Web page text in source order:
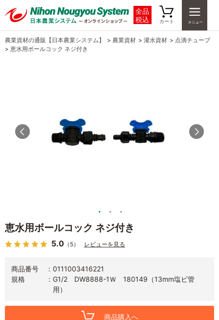
全品
税込
カート
農業資材の通販【日本農業システム】 > 農業資材 > 灌水資材 > 点滴チューブ
> 恵水用ボールコック ネジ付き
恵水用ボールコック ネジ付き
5.0 （5） レビューを見る
商品番号
0111003416221
規格
G1/2 DW8888-1Ｗ 180149（13mm塩ビ管
用）
商品購入へ